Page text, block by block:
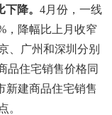
降。 4月份，一线
，降幅比上月收窄
、广州和深圳分别
品住宅销售价格同
新建商品住宅销售
。